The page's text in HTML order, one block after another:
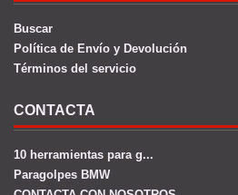
Buscar
Política de Envío y Devolución
Términos del servicio
CONTACTA
10 herramientas para g...
Paragolpes BMW